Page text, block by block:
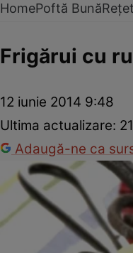
HomePoftă Bună
Frigărui cu
12 iunie 2014 9:48
Ultima actualizare:
Adaugă-ne ca